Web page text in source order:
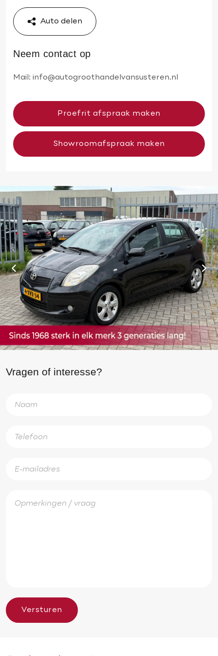
Auto delen
Neem contact op
Mail: info@autogroothandelvansusteren.nl
Proefrit afspraak maken
Showroomafspraak maken
Vragen of interesse?
Versturen